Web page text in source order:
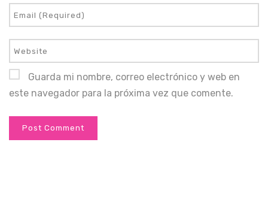
Guarda mi nombre, correo electrónico y web en
este navegador para la próxima vez que comente.